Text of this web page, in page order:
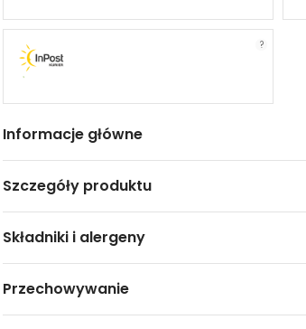
?
Informacje główne
Szczegóły produktu
Składniki i alergeny
Przechowywanie